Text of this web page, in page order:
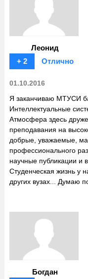
Леонид
+ 2
Отлично
01.10.2016
Я заканчиваю МТУСИ
Интеллектуальные
Атмосфера здесь
преподавания на
добрые, уважаемые,
профессионального
научные публикации и
Студенческая жизнь у
других вузах... Думаю
Богдан